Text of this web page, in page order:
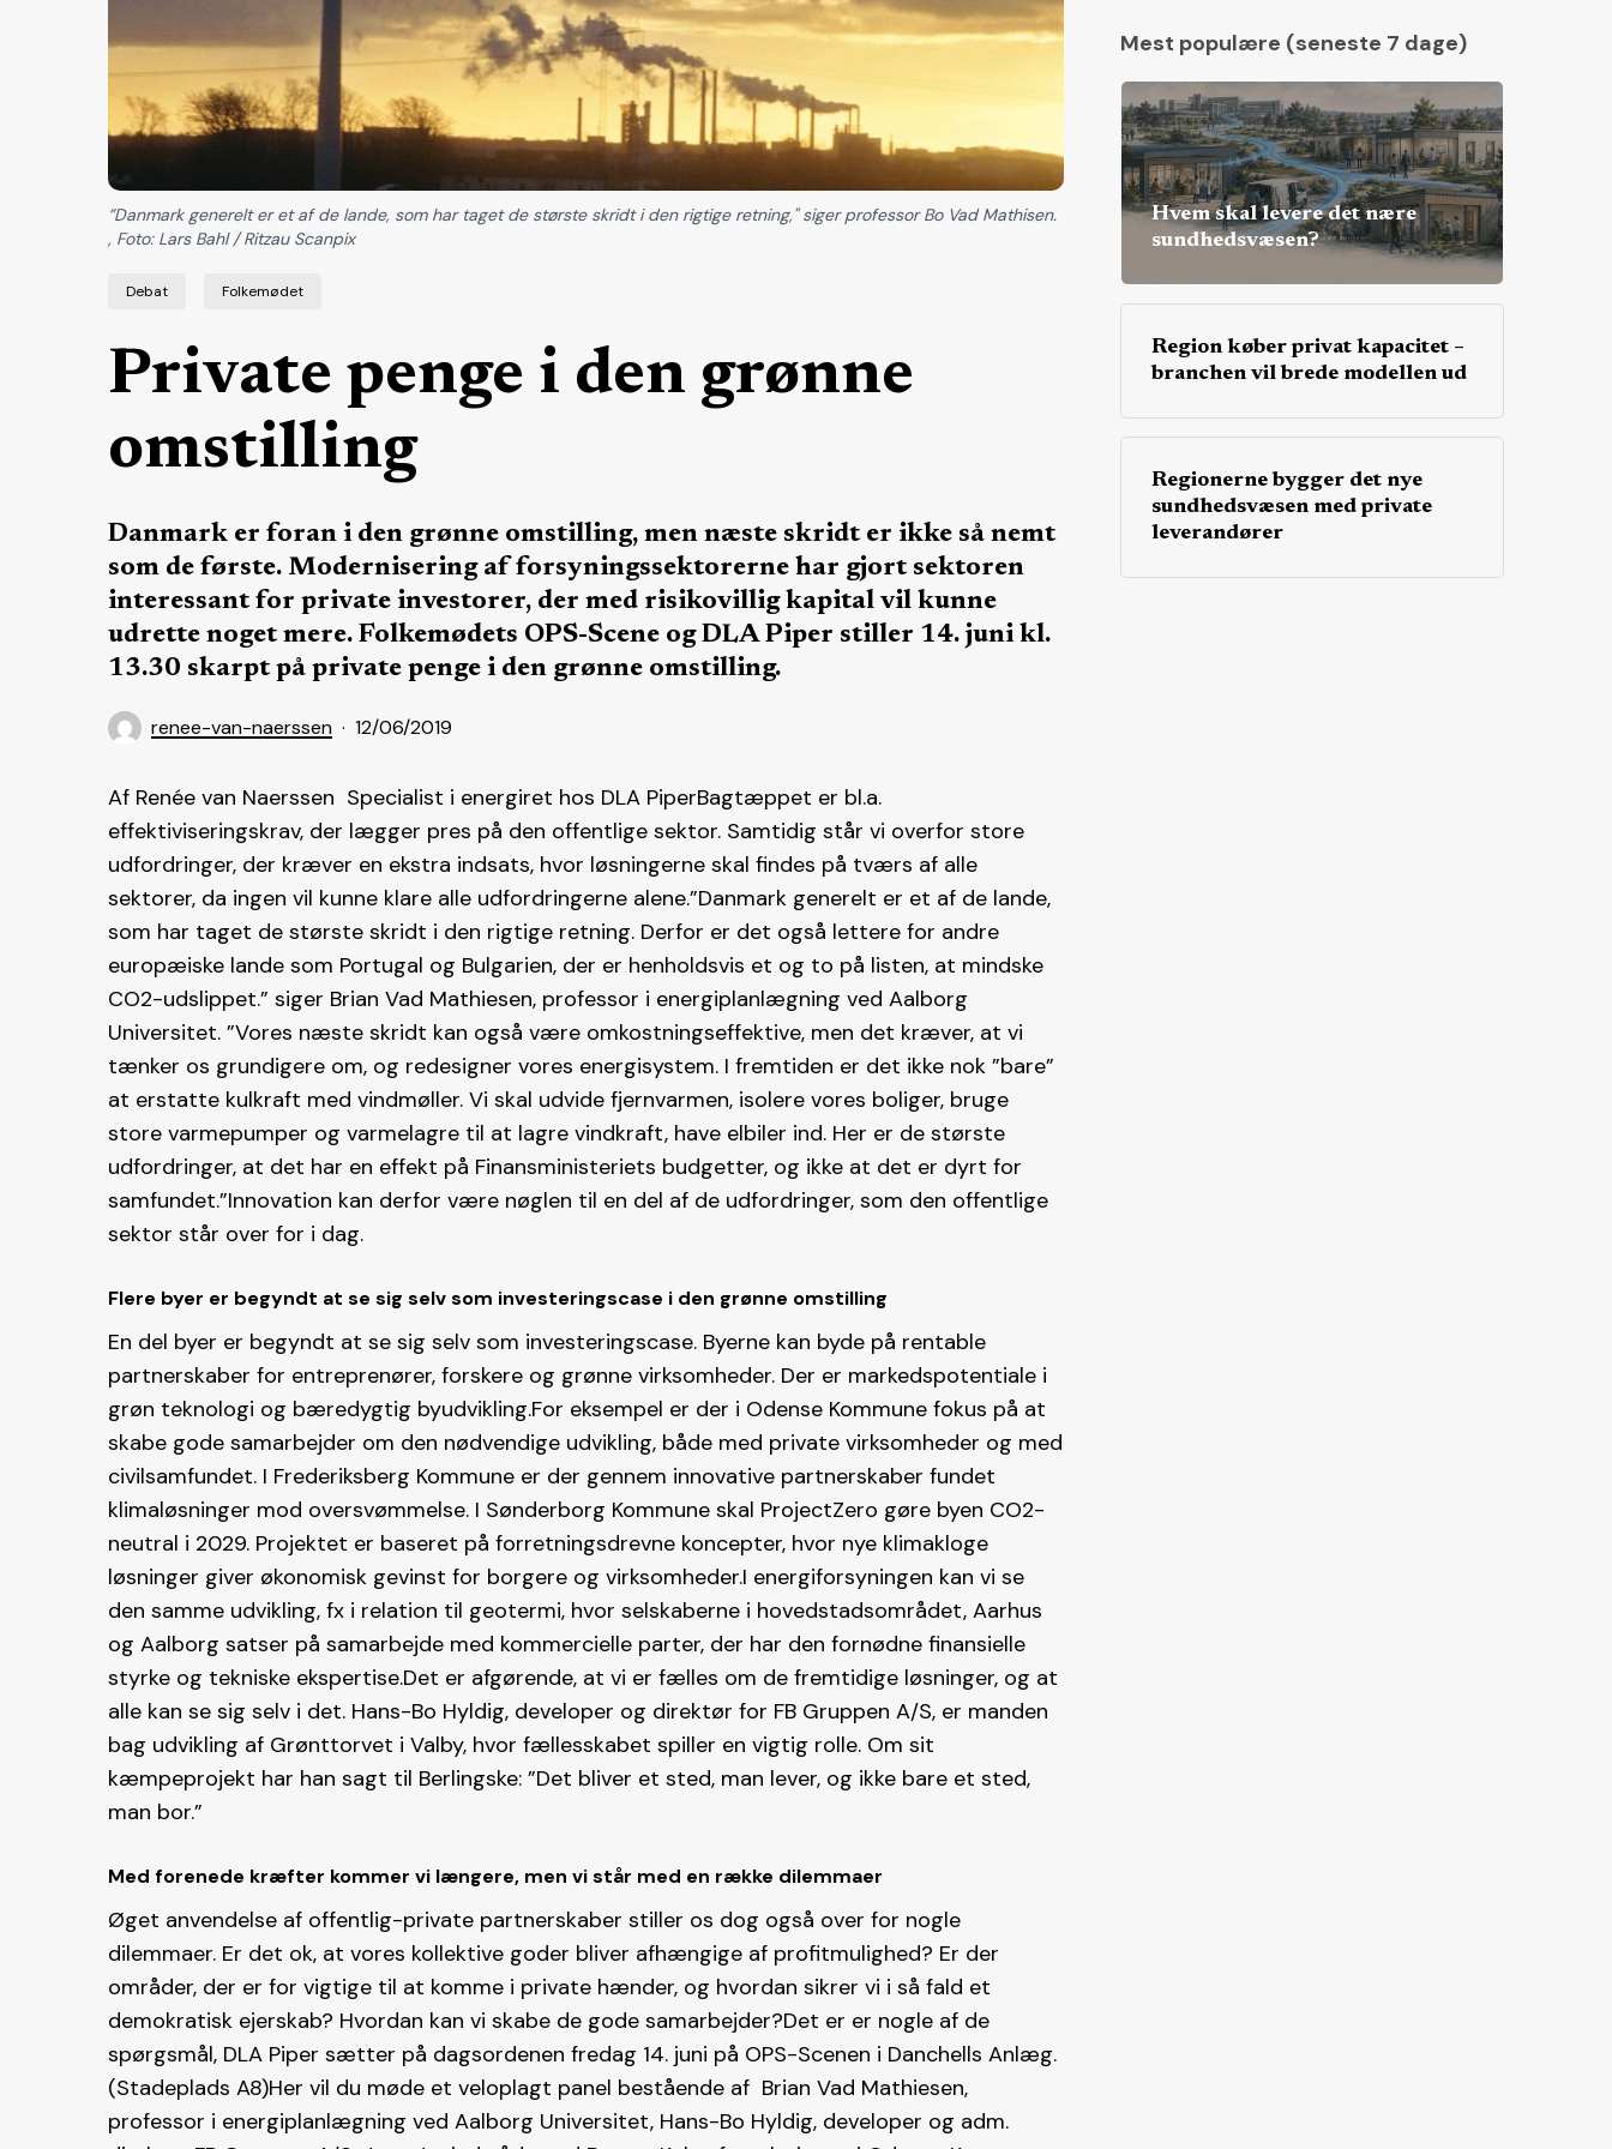
Debat Folkemødet
Private penge i den grønne
omstilling
Danmark er foran i den grønne omstilling, men næste skridt er ikke så nemt
som de første. Modernisering af forsyningssektorerne har gjort sektoren
interessant for private investorer, der med risikovillig kapital vil kunne
udrette noget mere. Folkemødets OPS-Scene og DLA Piper stiller 14. juni kl.
13.30 skarpt på private penge i den grønne omstilling.
renee-van-naerssen 12/06/2019
”Danmark generelt er et af de lande, som har taget de største skridt i den rigtige retning," siger professor Bo Vad Mathisen.
, Foto: Lars Bahl / Ritzau Scanpix
Af Renée van Naerssen Specialist i energiret hos DLA PiperBagtæppet er bl.a.
effektiviseringskrav, der lægger pres på den offentlige sektor. Samtidig står vi overfor store
udfordringer, der kræver en ekstra indsats, hvor løsningerne skal findes på tværs af alle
sektorer, da ingen vil kunne klare alle udfordringerne alene.”Danmark generelt er et af de lande,
som har taget de største skridt i den rigtige retning. Derfor er det også lettere for andre
europæiske lande som Portugal og Bulgarien, der er henholdsvis et og to på listen, at mindske
CO2-udslippet.” siger Brian Vad Mathiesen, professor i energiplanlægning ved Aalborg
Universitet. ”Vores næste skridt kan også være omkostningseffektive, men det kræver, at vi
tænker os grundigere om, og redesigner vores energisystem. I fremtiden er det ikke nok ”bare”
at erstatte kulkraft med vindmøller. Vi skal udvide fjernvarmen, isolere vores boliger, bruge
store varmepumper og varmelagre til at lagre vindkraft, have elbiler ind. Her er de største
udfordringer, at det har en effekt på Finansministeriets budgetter, og ikke at det er dyrt for
samfundet.”Innovation kan derfor være nøglen til en del af de udfordringer, som den offentlige
sektor står over for i dag.
Flere byer er begyndt at se sig selv som investeringscase i den grønne omstilling
En del byer er begyndt at se sig selv som investeringscase. Byerne kan byde på rentable
partnerskaber for entreprenører, forskere og grønne virksomheder. Der er markedspotentiale i
grøn teknologi og bæredygtig byudvikling.For eksempel er der i Odense Kommune fokus på at
skabe gode samarbejder om den nødvendige udvikling, både med private virksomheder og med
civilsamfundet. I Frederiksberg Kommune er der gennem innovative partnerskaber fundet
klimaløsninger mod oversvømmelse. I Sønderborg Kommune skal ProjectZero gøre byen CO2-
neutral i 2029. Projektet er baseret på forretningsdrevne koncepter, hvor nye klimakloge
løsninger giver økonomisk gevinst for borgere og virksomheder.I energiforsyningen kan vi se
den samme udvikling, fx i relation til geotermi, hvor selskaberne i hovedstadsområdet, Aarhus
og Aalborg satser på samarbejde med kommercielle parter, der har den fornødne finansielle
styrke og tekniske ekspertise.Det er afgørende, at vi er fælles om de fremtidige løsninger, og at
alle kan se sig selv i det. Hans-Bo Hyldig, developer og direktør for FB Gruppen A/S, er manden
bag udvikling af Grønttorvet i Valby, hvor fællesskabet spiller en vigtig rolle. Om sit
kæmpeprojekt har han sagt til Berlingske: ”Det bliver et sted, man lever, og ikke bare et sted,
man bor.”
Med forenede kræfter kommer vi længere, men vi står med en række dilemmaer
Øget anvendelse af offentlig-private partnerskaber stiller os dog også over for nogle
dilemmaer. Er det ok, at vores kollektive goder bliver afhængige af profitmulighed? Er der
områder, der er for vigtige til at komme i private hænder, og hvordan sikrer vi i så fald et
demokratisk ejerskab? Hvordan kan vi skabe de gode samarbejder?Det er er nogle af de
spørgsmål, DLA Piper sætter på dagsordenen fredag 14. juni på OPS-Scenen i Danchells Anlæg.
(Stadeplads A8)Her vil du møde et veloplagt panel bestående af Brian Vad Mathiesen,
professor i energiplanlægning ved Aalborg Universitet, Hans-Bo Hyldig, developer og adm.
Mest populære (seneste 7 dage)
Hvem skal levere det nære
sundhedsvæsen?
Region køber privat kapacitet –
branchen vil brede modellen ud
Regionerne bygger det nye
sundhedsvæsen med private
leverandører